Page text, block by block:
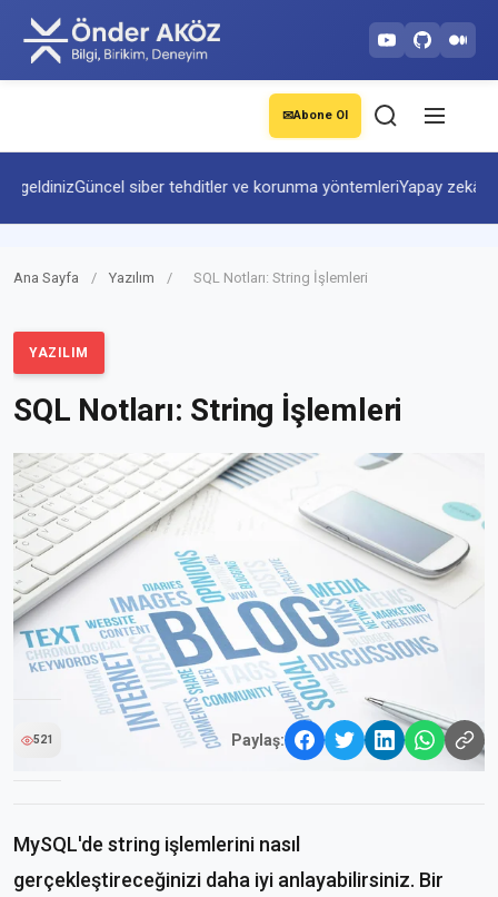
✉Abone Ol
Güncel siber tehditler ve korunma yöntemleriYapay zekâ ve
Ana Sayfa / Yazılım / SQL Notları: String İşlemleri
YAZILIM
SQL Notları: String İşlemleri
521 Paylaş:
MySQL'de string işlemlerini nasıl
gerçekleştireceğinizi daha iyi anlayabilirsiniz. Bir